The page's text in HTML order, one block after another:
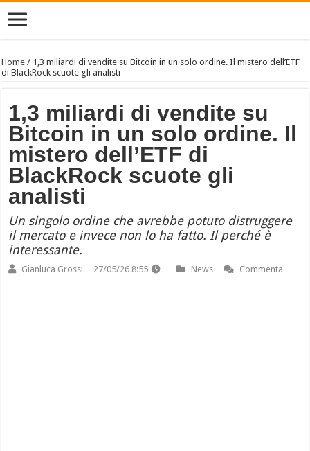
Home / 1,3 miliardi di vendite su Bitcoin in un solo ordine. Il mistero dell’ETF
di BlackRock scuote gli analisti
1,3 miliardi di vendite su
Bitcoin in un solo ordine. Il
mistero dell’ETF di
BlackRock scuote gli
analisti
Un singolo ordine che avrebbe potuto distruggere
il mercato e invece non lo ha fatto. Il perché è
interessante.
Gianluca Grossi 27/05/26 8:55 News Commenta